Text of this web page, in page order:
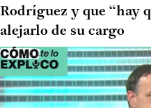
Rodríguez y que “hay
alejarlo de su cargo